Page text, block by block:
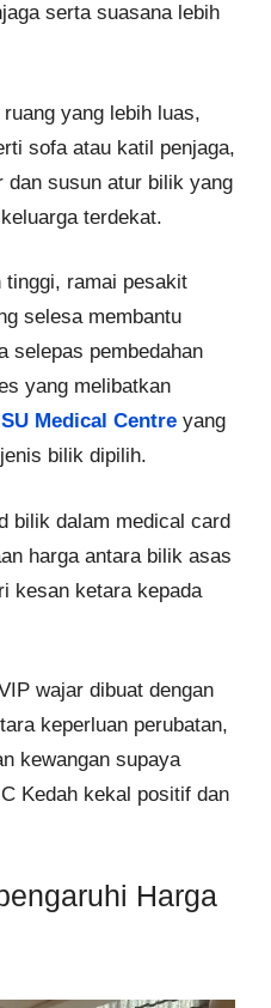
serta suasana lebih
yang lebih luas,
sofa atau katil penjaga,
dan susun atur bilik yang
terdekat.
tinggi, ramai pesakit
selesa membantu
selepas pembedahan
yang melibatkan
Medical Centre yang
bilik dipilih.
bilik dalam medical card
harga antara bilik asas
kesan ketara kepada
wajar dibuat dengan
keperluan perubatan,
kewangan supaya
Kedah kekal positif dan
Harga